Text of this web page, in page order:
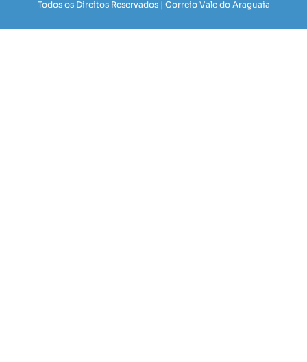
Todos os Direitos Reservados | Correio Vale do Araguaia